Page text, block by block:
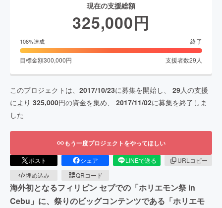
現在の支援総額
325,000円
108%達成 終了
目標金額300,000円 支援者数29 人
このプロジェクトは、 2017/10/23に募集を開始し、 29人の支援
により 325,000円の資金を集め、 2017/11/02に募集を終了しま
した
もう一度プロジェクトをやってほしい
ポスト シェア LINEで送る
URLコピー
埋め込み
QRコード
海外初となるフィリピン セブでの「ホリエモン祭 in
Cebu」に、祭りのビッグコンテンツである「ホリエモ